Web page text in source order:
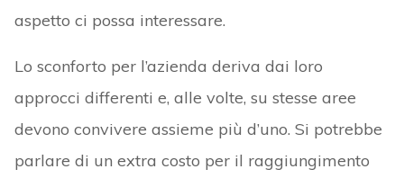
aspetto ci possa interessare.
Lo sconforto per l’azienda deriva dai loro
approcci differenti e, alle volte, su stesse aree
devono convivere assieme più d’uno. Si potrebbe
parlare di un extra costo per il raggiungimento